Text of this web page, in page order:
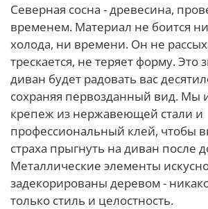
Северная сосна - древесина,
временем. Материал не боится
холода, ни времени. Он не
трескается, не теряет форму. Это
диван будет радовать вас
сохраняя первозданный вид. Мы
крепеж из нержавеющей стали и
профессиональный клей, чтобы
страха прыгнуть на диван после
Металлические элементы
задекорированы деревом -
только стиль и целостность.